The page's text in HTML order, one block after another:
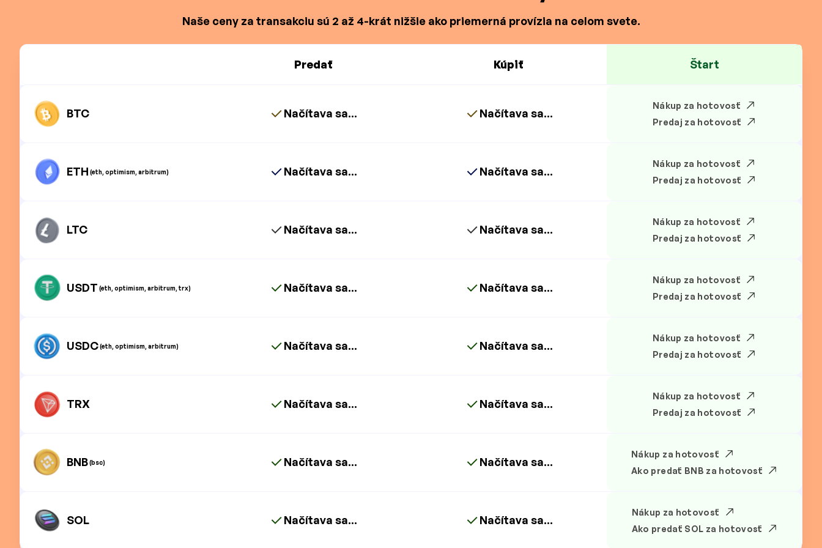
Naše ceny za transakciu sú 2 až 4-krát nižšie ako priemerná provízia na celom svete.
Predať Kúpiť Štart
BTC Načítava sa... Načítava sa...
Nákup za hotovosť
Predaj za hotovosť
ETH (eth, optimism, arbitrum) Načítava sa... Načítava sa...
Nákup za hotovosť
Predaj za hotovosť
LTC Načítava sa... Načítava sa...
Nákup za hotovosť
Predaj za hotovosť
USDT (eth, optimism, arbitrum, trx) Načítava sa... Načítava sa...
Nákup za hotovosť
Predaj za hotovosť
USDC(eth, optimism, arbitrum) Načítava sa... Načítava sa...
Nákup za hotovosť
Predaj za hotovosť
TRX Načítava sa... Načítava sa...
Nákup za hotovosť
Predaj za hotovosť
BNB(bsc) Načítava sa... Načítava sa...
Nákup za hotovosť
Ako predať BNB za hotovosť
SOL Načítava sa... Načítava sa...
Nákup za hotovosť
Ako predať SOL za hotovosť